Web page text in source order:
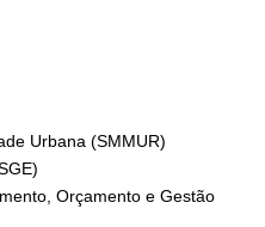
Urbana (SMMUR)
Orçamento e Gestão